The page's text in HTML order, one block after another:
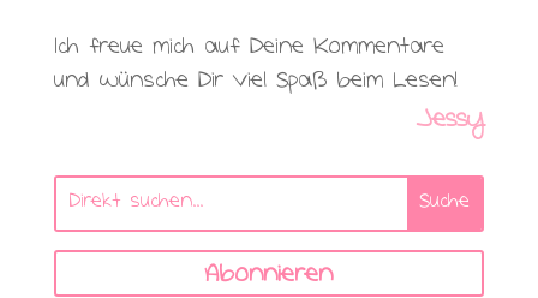
Ich freue mich auf Deine Kommentare
und wünsche Dir viel Spaß beim Lesen!
Jessy
Abonnieren